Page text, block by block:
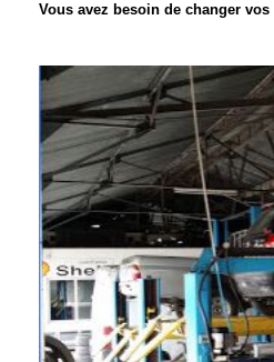
Vous avez besoin de changer vos